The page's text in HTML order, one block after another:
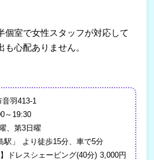
個室で女性スタッフが対応して
も心配ありません。
羽413-1
～19:30
、第3日曜
駅」 より徒歩15分、車で5分
ドレスシェービング(40分) 3,000円